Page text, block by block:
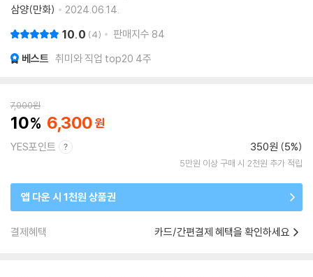
삼양(만화)
2024.06.14.
10.0 4 판매지수 84
베스트 취미와 직업 top20 4주
7,000원
10 6,300
YES포인트 350원 (5%)
5만원 이상 구매 시 2천원 추가 적립
앱 다운 시 1천원 상품권
결제혜택 카드/간편결제 혜택을 확인하세요